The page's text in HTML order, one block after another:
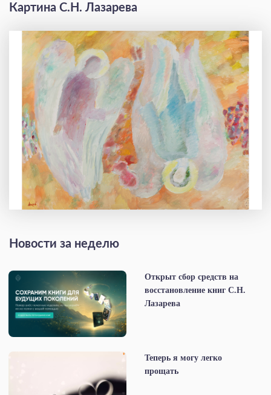
Картина С.Н. Лазарева
Новости за неделю
Открыт сбор средств на
восстановление книг С.Н.
Лазарева
Теперь я могу легко
прощать